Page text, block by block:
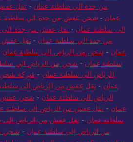
من جدة الي سلطنة عمان - نقل
عمان - شحن عفش من جدة الي سلطنة
الى سلطنة عمان - نقل عفش من جدة الى
من جدة الي سلطنة عمان - نقل عفش
عمان - شحن من الرياض الى سلطنة عمان
سلطنة عمان - شحن من الرياض الي
الرياض الى سلطنة عمان - شركة شحن
عمان - نقل عفش من الرياض الى
الرياض الي سلطنة عمان - شحن عفش
عمان - نقل عفش من الرياض الى سلطنة
سلطنة عمان - نقل عفش من الرياض الى
من الرياض إلى سلطنة عمان - شحن